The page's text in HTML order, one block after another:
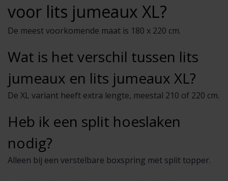
voor lits jumeaux XL?
De meest voorkomende maat is 180 x 220 cm.
Wat is het verschil tussen lits
jumeaux en lits jumeaux XL?
De XL variant heeft extra lengte, meestal 210 of 220 cm.
Heb ik een split hoeslaken
nodig?
Alleen bij een verstelbare boxspring met split topper.